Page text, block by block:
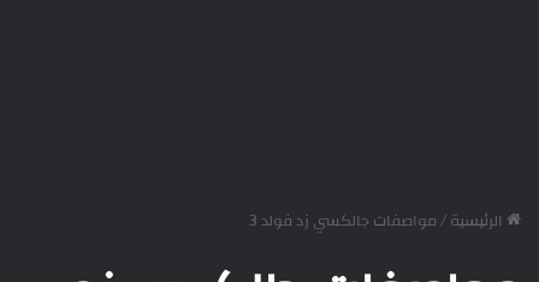
الرئيسية/مواصفات جالكسي زد فولد 3